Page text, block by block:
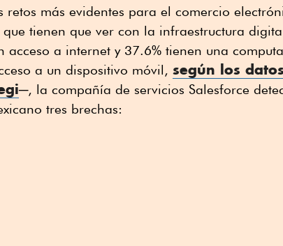
retos más evidentes para el comercio
tienen que ver con la infraestructura
acceso a internet y 37.6% tienen una
a un dispositivo móvil, según los
─, la compañía de servicios Salesforce
tres brechas: